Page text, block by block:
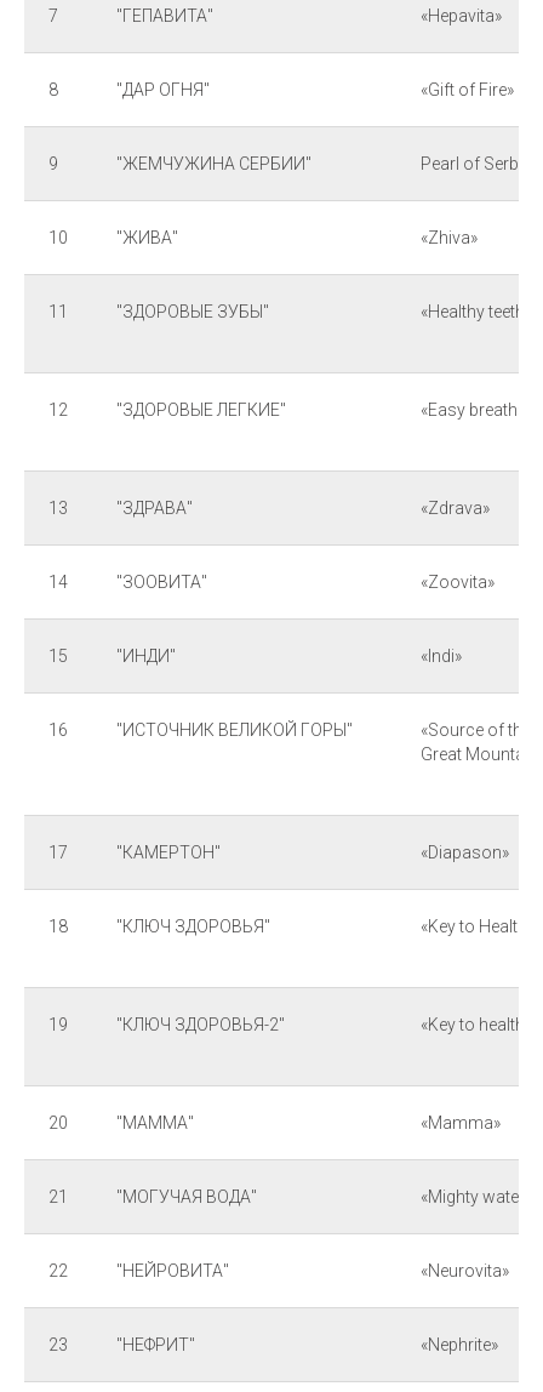
7 "ГЕПАВИТА" «Hepavita»
8 "ДАР ОГНЯ" «Gift of Fire»
9 "ЖЕМЧУЖИНА СЕРБИИ" Pearl of Serbia
10 "ЖИВА" «Zhiva»
11 "ЗДОРОВЫЕ ЗУБЫ" «Healthy teeth»
12 "ЗДОРОВЫЕ ЛЕГКИЕ" «Easy breath»
13 "ЗДРАВА" «Zdrava»
14 "ЗООВИТА" «Zoovita»
15 "ИНДИ" «Indi»
16 "ИСТОЧНИК ВЕЛИКОЙ ГОРЫ"
«Source of the
Great
17 "КАМЕРТОН" «Diapason»
18 "КЛЮЧ ЗДОРОВЬЯ" «Key to Health»
19 "КЛЮЧ ЗДОРОВЬЯ-2" «Key to health-
20 "МАММА" «Mamma»
21 "МОГУЧАЯ ВОДА" «Mighty water»
22 "НЕЙРОВИТА" «Neurovita»
23 "НЕФРИТ" «Nephrite»